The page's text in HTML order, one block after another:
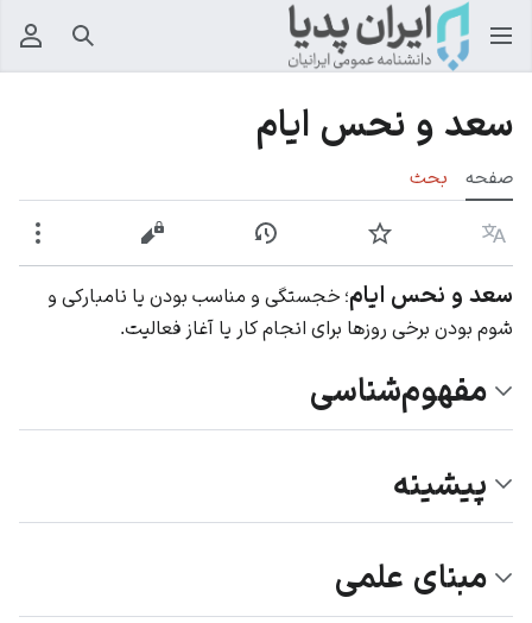
جستجو
سعد و نحس ایام
صفحه بحث
زبان پیگیری نمایش تاریخچهنمایش مبدأ
سعد و نحس ایام؛ خجستگی و مناسب بودن یا نامبارکی و
شوم بودن برخی روزها برای انجام کار یا آغاز فعالیت.
مفهوم‌شناسی
پیشینه
مبنای علمی